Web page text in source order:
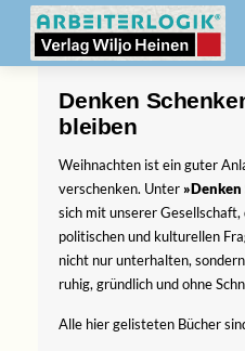
content
Denken
bleiben
Weihnachten ist ein guter
verschenken. Unter »Denken
sich mit unserer
politischen und kulturellen
nicht nur unterhalten,
ruhig, gründlich und ohne
Alle hier gelisteten Bücher